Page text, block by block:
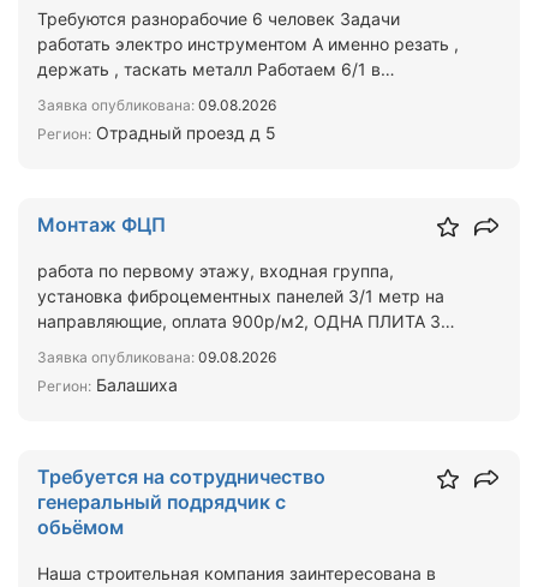
Требуются разнорабочие 6 человек Задачи
работать электро инструментом А именно резать ,
держать , таскать металл Работаем 6/1 в
Заявка опубликована: 09.08.2026
Регион: Отрадный проезд д 5
Монтаж ФЦП
работа по первому этажу, входная группа,
установка фиброцементных панелей 3/1 метр на
направляющие, оплата 900р/м2, ОДНА ПЛИТА 3
Заявка опубликована: 09.08.2026
Регион: Балашиха
Требуется на сотрудничество
генеральный подрядчик с
обьёмом
Наша строительная компания заинтересована в